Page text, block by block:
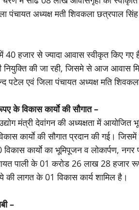
पंचायत अध्यक्ष मती शिवकला छत्रपाल
हजार से ज्यादा आवास स्वीकृत किए गए
की जा रही, जिसमे से आज आवास
पटेल एवं जिला पंचायत अध्यक्ष मति
के विकास कार्याे की सौगात –
मंत्री देवांगन की अध्यक्षता में आयोजित
कार्याे की सौगात प्रदान की गई।
कार्याे का भूमिपूजन व लोकार्पण,
पाली के 01 करोड 26 लाख 28 हजार
लागत के 01 विकास कार्य शामिल है।
–